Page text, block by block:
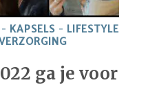
KAPSELS
LIFESTYLE
ga je voor